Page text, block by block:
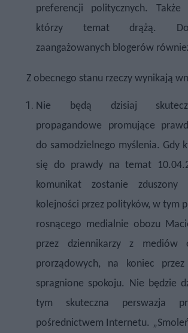
preferencji politycznych. Także
którzy temat drążą. Do
zaangażowanych blogerów
Z obecnego stanu rzeczy wynikają
Nie będą dzisiaj
propagandowe promujące
do samodzielnego myślenia. Gdy
się do prawdy na temat
komunikat zostanie zduszony
kolejności przez polityków, w tym
rosnącego medialnie obozu
przez dziennikarzy z mediów
prorządowych, na koniec przez
spragnione spokoju. Nie będzie
tym skuteczna perswazja
pośrednictwem Internetu.